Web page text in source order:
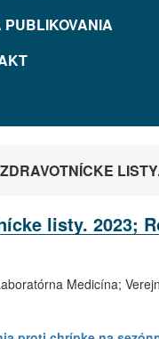
PUBLIKOVANIA
listy. 2023;
Medicína;